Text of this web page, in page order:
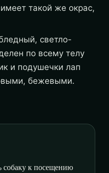
такой же окрас,
светло-
по всему телу
и подушечки лап
бежевыми.
собаку к посещению